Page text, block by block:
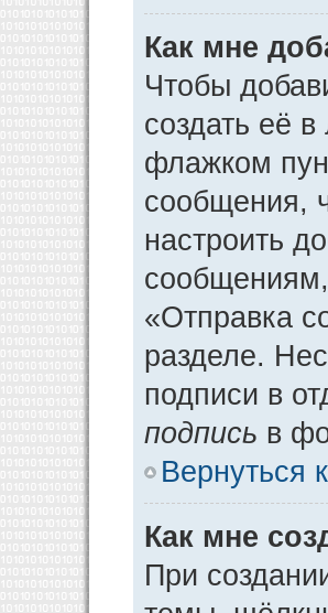
Как мне
Чтобы
создать её
флажком
сообщения,
настроить
«Отправка
разделе.
подписи в
подпись в
Вернуться
Как мне
При